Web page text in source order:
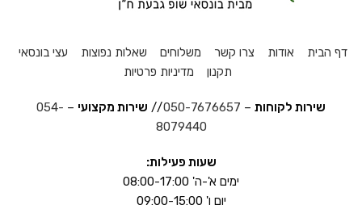
דף הבית אודות צרו קשר משלוחים שאלות נפוצות
עצי בונסאי
תקנון
מדיניות פרטיות
שירות לקוחות –
050-7676657
// שירות מקצועי –
054-
8079440
שעות פעילות:
ימים א'-ה' 08:00-17:00
יום ו' 09:00-15:00